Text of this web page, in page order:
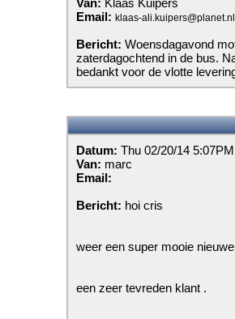
Van: Klaas Kuipers
Email: klaas-ali.kuipers@planet.nl
Bericht: Woensdagavond
zaterdagochtend in de bus.
bedankt voor de vlotte
Datum: Thu 02/20/14 5:07PM
Van: marc
Email:
Bericht: hoi cris
weer een super mooie
een zeer tevreden klant .